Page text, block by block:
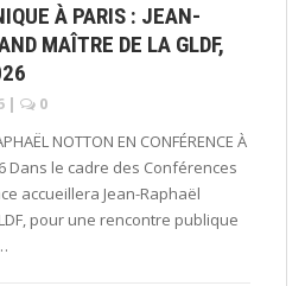
À PARIS : JEAN-
MAÎTRE DE LA GLDF,
|
0
NOTTON EN CONFÉRENCE À
Dans le cadre des Conférences
accueillera Jean-Raphaël
pour une rencontre publique